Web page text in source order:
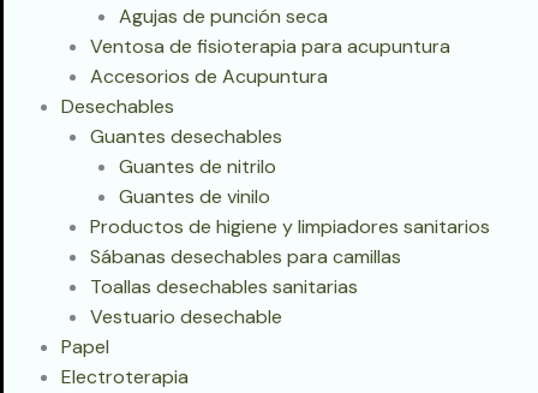
Agujas de punción seca
Ventosa de fisioterapia para acupuntura
Accesorios de Acupuntura
Desechables
Guantes desechables
Guantes de nitrilo
Guantes de vinilo
Productos de higiene y limpiadores sanitarios
Sábanas desechables para camillas
Toallas desechables sanitarias
Vestuario desechable
Papel
Electroterapia